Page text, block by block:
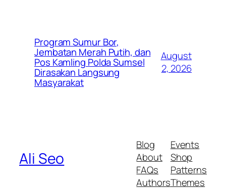
Program Sumur Bor,
Jembatan Merah Putih, dan
Pos Kamling Polda Sumsel
Dirasakan Langsung
Masyarakat
August
2, 2026
Ali Seo
Blog
About
FAQs
Authors
Events
Shop
Patterns
Themes